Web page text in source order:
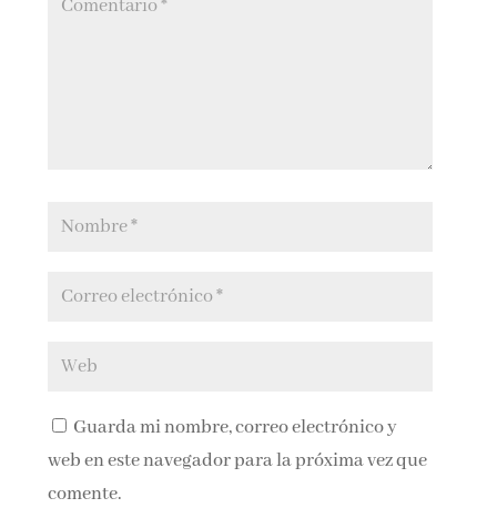
Guarda mi nombre, correo electrónico y
web en este navegador para la próxima vez que
comente.